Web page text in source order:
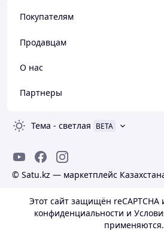
Покупателям
Продавцам
О нас
Партнеры
Тема - светлая BETA
© Satu.kz — маркетплейс
Этот сайт защищён reCAPTCHA
конфиденциальности и
применяются.